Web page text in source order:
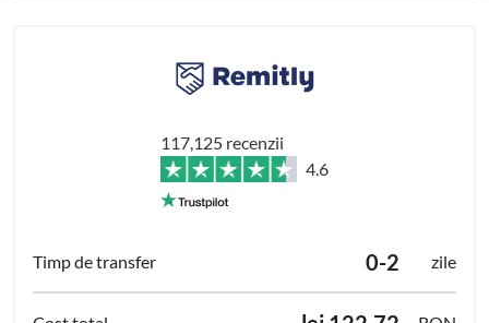
117,125 recenzii
4.6
0-2 zile